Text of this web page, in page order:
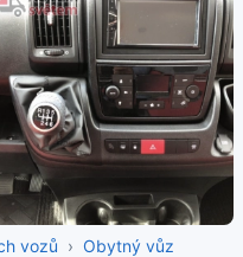
vozů
Obytný vůz